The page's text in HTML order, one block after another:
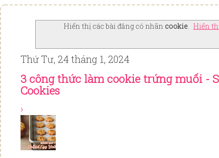
Hiển thị các bài đăng có nhãn cookie. Hiển
Thứ Tư, 24 tháng 1, 2024
3 công thức làm cookie trứng muối -
Cookies
›